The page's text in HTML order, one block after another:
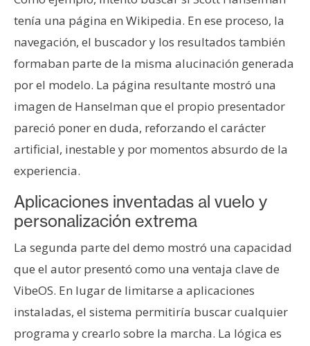
tenía una página en Wikipedia. En ese proceso, la
navegación, el buscador y los resultados también
formaban parte de la misma alucinación generada
por el modelo. La página resultante mostró una
imagen de Hanselman que el propio presentador
pareció poner en duda, reforzando el carácter
artificial, inestable y por momentos absurdo de la
experiencia.
Aplicaciones inventadas al vuelo y
personalización extrema
La segunda parte del demo mostró una capacidad
que el autor presentó como una ventaja clave de
VibeOS. En lugar de limitarse a aplicaciones
instaladas, el sistema permitiría buscar cualquier
programa y crearlo sobre la marcha. La lógica es